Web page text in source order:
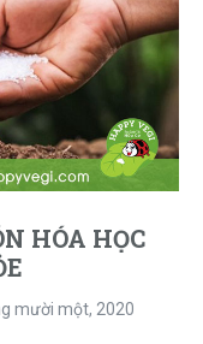
HÓA HỌC
mười một, 2020